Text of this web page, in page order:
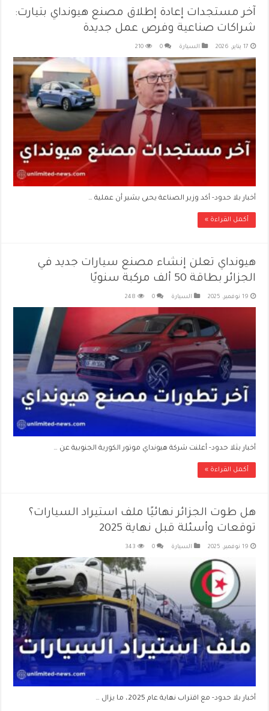
آخر مستجدات إعادة إطلاق مصنع هيونداي بتيارت:
شراكات صناعية وفرص عمل جديدة
17 يناير، 2026 السيارة 0
210
أخبار بلا حدود- أكد وزير الصناعة يحيى بشير أن عملية …
أكمل القراءة »
هيونداي تعلن إنشاء مصنع سيارات جديد في
الجزائر بطاقة 50 ألف مركبة سنويًا
19 نوفمبر، 2025 السيارة 0
248
أخبار بثلا حدود- أعلنت شركة هيونداي موتور الكورية الجنوبية عن …
أكمل القراءة »
هل طوت الجزائر نهائيًا ملف استيراد السيارات؟
توقعات وأسئلة قبل نهاية 2025
19 نوفمبر، 2025 السيارة 0
343
أخبار بلا حدود- مع اقتراب نهاية عام 2025، ما يزال …